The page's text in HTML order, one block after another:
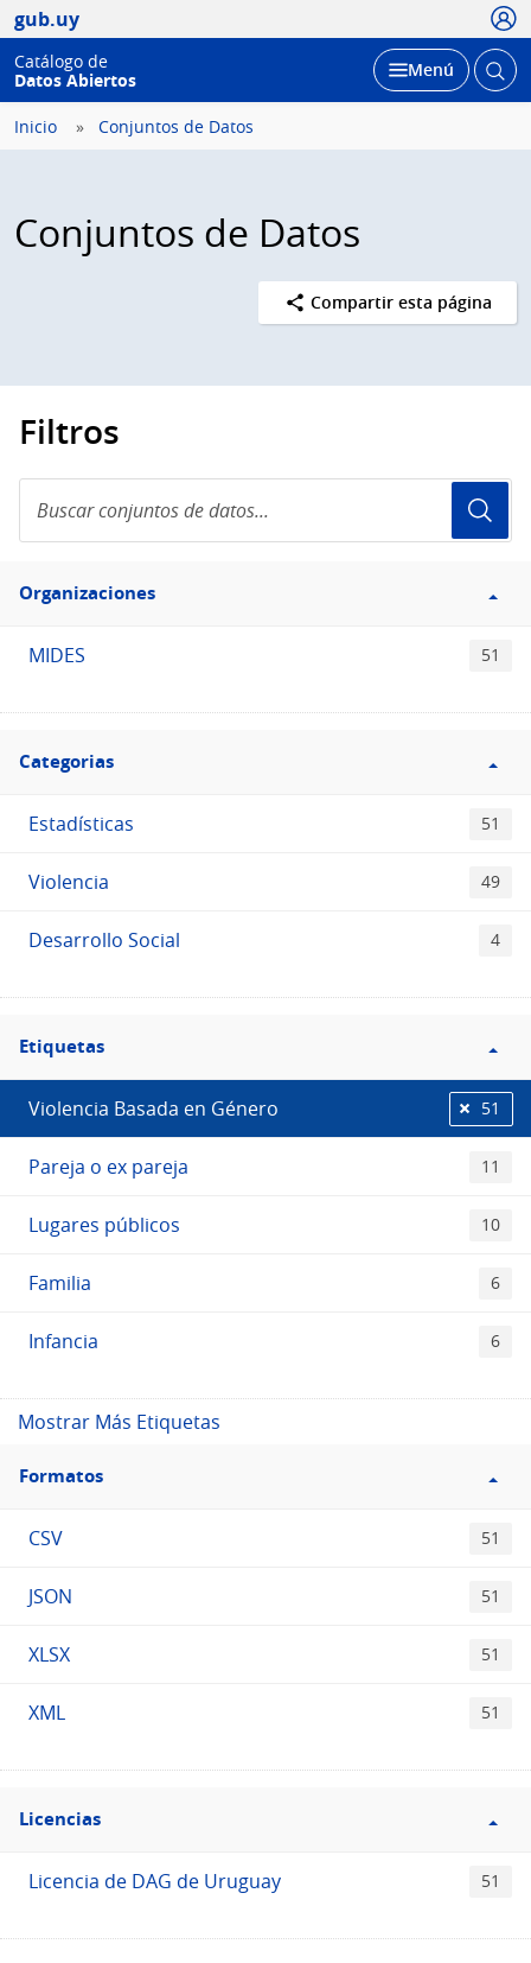
gub.uy
Catálogo de
Datos Abiertos
Desplegar
Menú Abrir
Inicio Conjuntos de Datos
Conjuntos de Datos
Compartir esta página
Filtros
conjuntos
de
Filtro
Organizaciones
Organizaciones
MIDES 51
Filtro
Categorias
Categorias
Estadísticas 51
Violencia 49
Desarrollo Social 4
Filtro
Etiquetas
Etiquetas
Violencia Basada en Género 51
Pareja o ex pareja 11
Lugares públicos 10
Familia 6
Infancia 6
Mostrar Más Etiquetas
Filtro
Formatos
Formatos
CSV 51
JSON 51
XLSX 51
XML 51
Filtro
Licencias
Licencias
Licencia de DAG de Uruguay 51